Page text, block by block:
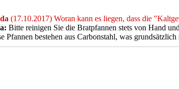
(17.10.2017) Woran kann es liegen, dass die
Bitte reinigen Sie die Bratpfannen stets von Hand
Pfannen bestehen aus Carbonstahl, was